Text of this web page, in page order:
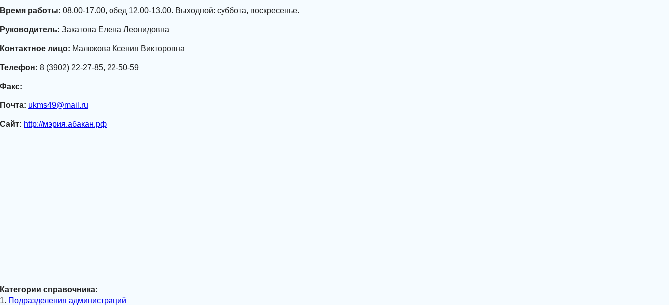
Время работы: 08.00-17.00, обед 12.00-13.00. Выходной: суббота, воскресенье.
Руководитель: Закатова Елена Леонидовна
Контактное лицо: Малюкова Ксения Викторовна
Телефон: 8 (3902) 22-27-85, 22-50-59
Факс:
Почта: ukms49@mail.ru
Сайт: http://мэрия.абакан.рф
Категории справочника:
1. Подразделения администраций